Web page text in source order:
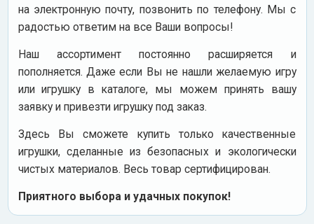
на электронную почту, позвонить по телефону. Мы с
радостью ответим на все Ваши вопросы!
Наш ассортимент постоянно расширяется и
пополняется. Даже если Вы не нашли желаемую игру
или игрушку в каталоге, мы можем принять вашу
заявку и привезти игрушку под заказ.
Здесь Вы сможете купить только качественные
игрушки, сделанные из безопасных и экологически
чистых материалов. Весь товар сертифицирован.
Приятного выбора и удачных покупок!